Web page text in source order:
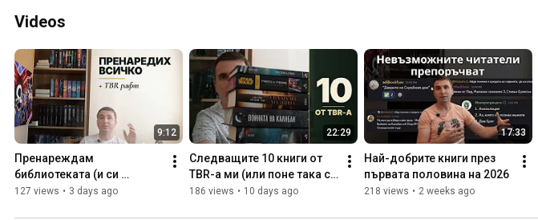
Videos
9:12
Пренареждам
библиотеката (и си
направих TBR рафт)
127 views • 3 days ago
22:29
Следващите 10 книги от
TBR-а ми (или поне така си
мисля)
186 views • 10 days ago
17:33
Най-добрите книги през
първата половина на 2026
218 views • 2 weeks ago